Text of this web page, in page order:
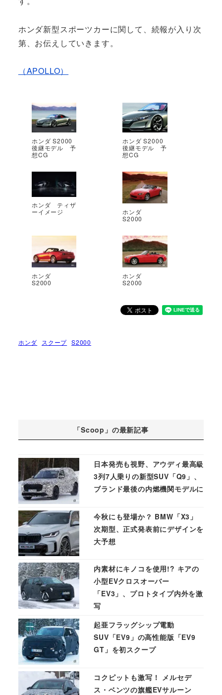
ホンダ新型スポーツカーに関して、続報が入り次
第、お伝えしていきます。
（APOLLO）
ホンダ S2000
後継モデル 予
想CG
ホンダ S2000
後継モデル 予
想CG
ホンダ ティザ
ーイメージ
ホンダ
S2000
ホンダ
S2000
ホンダ
S2000
ホンダ スクープ S2000
「Scoop」の最新記事
日本発売も視野、アウディ最高級
3列7人乗りの新型SUV「Q9」、
ブランド最後の内燃機関モデルに
今秋にも登場か？ BMW「X3」
次期型、正式発表前にデザインを
大予想
内素材にキノコを使用!? キアの
小型EVクロスオーバー
「EV3」、プロトタイプ内外を激
写
起亜フラッグシップ電動
SUV「EV9」の高性能版「EV9
GT」を初スクープ
コクピットも激写！ メルセデ
ス・ベンツの旗艦EVサルーン